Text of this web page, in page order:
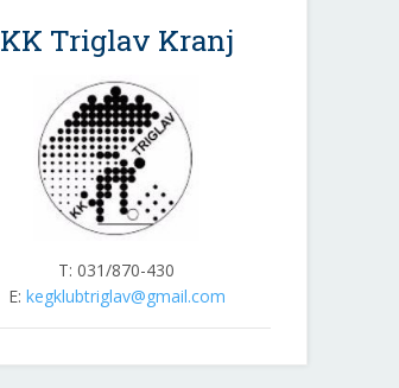
KK Triglav Kranj
T: 031/870-430
E: kegklubtriglav@gmail.com